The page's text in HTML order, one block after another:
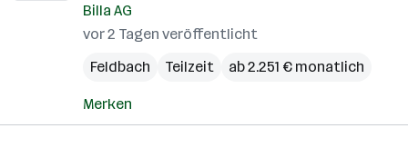
Billa AG
vor 2 Tagen veröffentlicht
Feldbach
Teilzeit ab 2.251 € monatlich
Merken